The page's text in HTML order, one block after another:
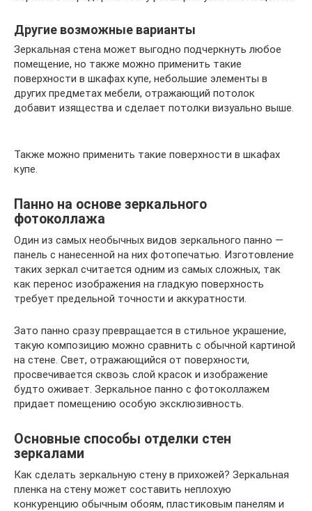
Другие возможные варианты
Зеркальная стена может выгодно подчеркнуть любое
помещение, но также можно применить такие
поверхности в шкафах купе, небольшие элементы в
других предметах мебели, отражающий потолок
добавит изящества и сделает потолки визуально выше.
Также можно применить такие поверхности в шкафах
купе.
Панно на основе зеркального
фотоколлажа
Один из самых необычных видов зеркального панно —
панель с нанесенной на них фотопечатью. Изготовление
таких зеркал считается одним из самых сложных, так
как перенос изображения на гладкую поверхность
требует предельной точности и аккуратности.
Зато панно сразу превращается в стильное украшение,
такую композицию можно сравнить с обычной картиной
на стене. Свет, отражающийся от поверхности,
просвечивается сквозь слой красок и изображение
будто оживает. Зеркальное панно с фотоколлажем
придает помещению особую эксклюзивность.
Основные способы отделки стен
зеркалами
Как сделать зеркальную стену в прихожей? Зеркальная
пленка на стену может составить неплохую
конкуренцию обычным обоям, пластиковым панелям и